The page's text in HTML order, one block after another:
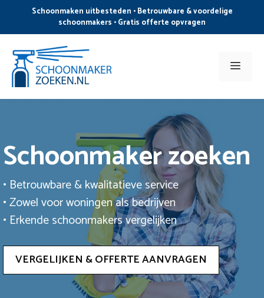
de
inhoud
Schoonmaken uitbesteden • Betrouwbare & voordelige
schoonmakers • Gratis offerte opvragen
Menu
Schoonmaker zoeken
• Betrouwbare & kwalitatieve service
• Zowel voor woningen als bedrijven
• Erkende schoonmakers vergelijken
VERGELIJKEN & OFFERTE AANVRAGEN